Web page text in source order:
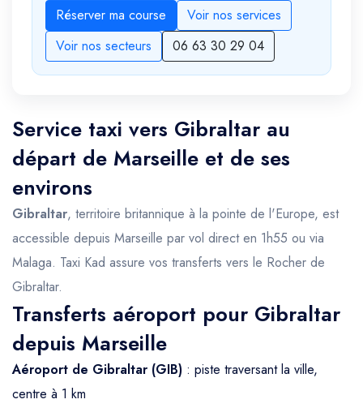
Réserver ma course
Voir nos services
Voir nos secteurs
06 63 30 29 04
Service taxi vers Gibraltar au
départ de Marseille et de ses
environs
Gibraltar, territoire britannique à la pointe de l'Europe, est
accessible depuis Marseille par vol direct en 1h55 ou via
Malaga. Taxi Kad assure vos transferts vers le Rocher de
Gibraltar.
Transferts aéroport pour Gibraltar
depuis Marseille
Aéroport de Gibraltar (GIB) : piste traversant la ville,
centre à 1 km